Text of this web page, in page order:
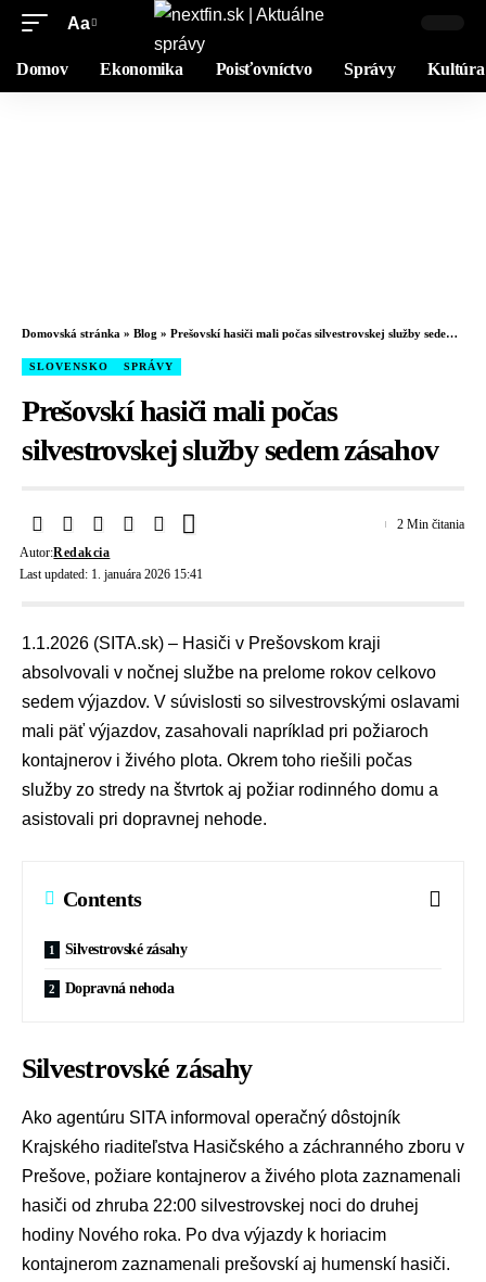
Aa
Domov Ekonomika Poisťovníctvo Správy Kultúra
Domovská stránka » Blog » Prešovskí hasiči mali počas silvestrovskej služby sedem zásahov
SLOVENSKO SPRÁVY
Prešovskí hasiči mali počas
silvestrovskej služby sedem zásahov
Last updated: 1. januára 2026 15:41
Autor:Redakcia
2 Min čitania
1.1.2026 (SITA.sk) – Hasiči v Prešovskom kraji
absolvovali v nočnej službe na prelome rokov celkovo
sedem výjazdov. V súvislosti so silvestrovskými oslavami
mali päť výjazdov, zasahovali napríklad pri požiaroch
kontajnerov i živého plota. Okrem toho riešili počas
služby zo stredy na štvrtok aj požiar rodinného domu a
asistovali pri dopravnej nehode.
Contents
Silvestrovské zásahy
Dopravná nehoda
Silvestrovské zásahy
Ako agentúru SITA informoval operačný dôstojník
Krajského riaditeľstva Hasičského a záchranného zboru v
Prešove, požiare kontajnerov a živého plota zaznamenali
hasiči od zhruba 22:00 silvestrovskej noci do druhej
hodiny Nového roka. Po dva výjazdy k horiacim
kontajnerom zaznamenali prešovskí aj humenskí hasiči.